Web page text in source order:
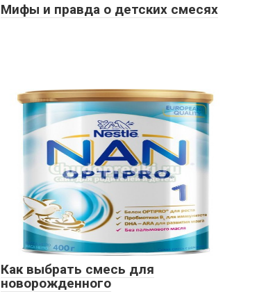
Мифы и правда о детских смесях
Как выбрать смесь для
новорожденного